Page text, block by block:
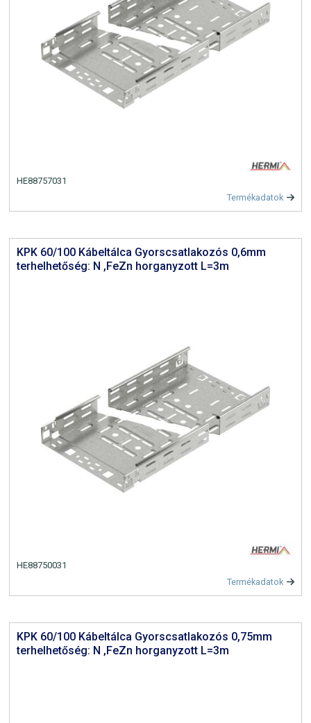
HE88757031
Termékadatok
KPK 60/100 Kábeltálca Gyorscsatlakozós 0,6mm
terhelhetőség: N ,FeZn horganyzott L=3m
HE88750031
Termékadatok
KPK 60/100 Kábeltálca Gyorscsatlakozós 0,75mm
terhelhetőség: N ,FeZn horganyzott L=3m